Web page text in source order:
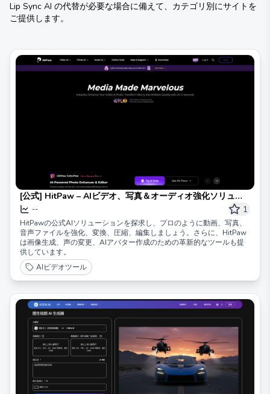
Lip Sync AI の代替が必要な場合に備えて、カテゴリ別にサイトを
ご提供します。
[公式] HitPaw – AIビデオ、写真＆オーディオ強化ソリュー
ション
-- 1
HitPawの公式AIソリューションを探求し、プロのように動画、写真、
音声ファイルを強化、変換、圧縮、編集しましょう。さらに、HitPaw
は画像生成、声の変更、AIアバター作成のための革新的なツールも提
供しています。
AIビデオツール